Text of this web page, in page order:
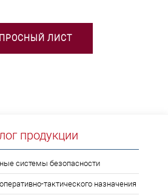
ЛИСТ
продукции
системы безопасности
тактического назначения